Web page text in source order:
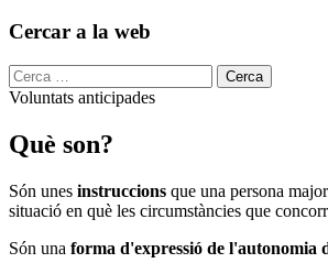
Cercar a la web
Cerca:
Voluntats anticipades
Voluntats
anticipades
Què son?
Són unes instruccions que una persona
situació en què les circumstàncies que
Són una forma d'expressió de l'autonomia